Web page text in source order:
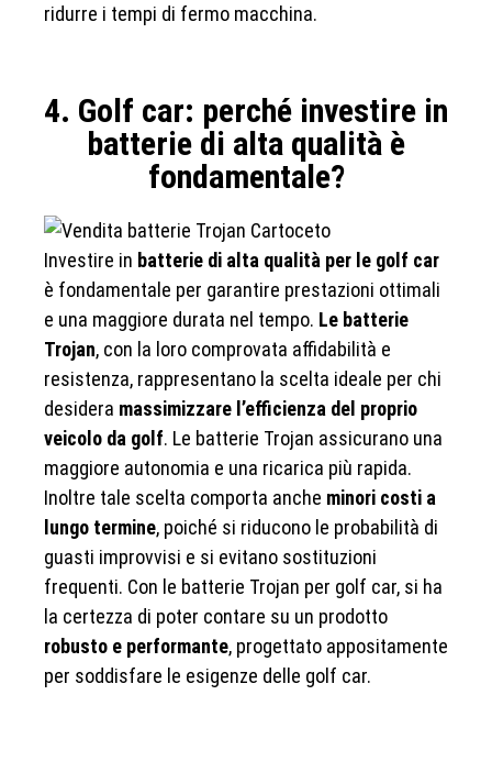
ridurre i tempi di fermo macchina.
4. Golf car: perché investire in
batterie di alta qualità è
fondamentale?
Investire in batterie di alta qualità per le golf car
è fondamentale per garantire prestazioni ottimali
e una maggiore durata nel tempo. Le batterie
Trojan, con la loro comprovata affidabilità e
resistenza, rappresentano la scelta ideale per chi
desidera massimizzare l’efficienza del proprio
veicolo da golf. Le batterie Trojan assicurano una
maggiore autonomia e una ricarica più rapida.
Inoltre tale scelta comporta anche minori costi a
lungo termine, poiché si riducono le probabilità di
guasti improvvisi e si evitano sostituzioni
frequenti. Con le batterie Trojan per golf car, si ha
la certezza di poter contare su un prodotto
robusto e performante, progettato appositamente
per soddisfare le esigenze delle golf car.